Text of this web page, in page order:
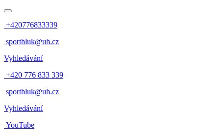
+420776833339
sporthluk@uh.cz
Vyhledávání
+420 776 833 339
sporthluk@uh.cz
Vyhledávání
YouTube